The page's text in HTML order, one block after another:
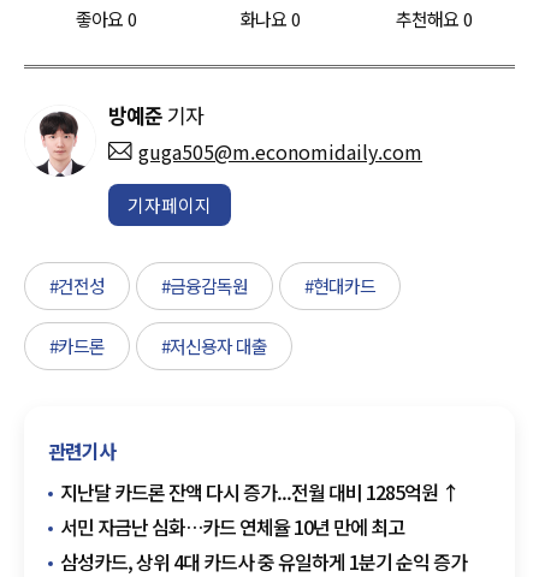
좋아요0 화나요0 추천해요 0
방예준 기자
guga505@m.economidaily.com
기자페이지
#건전성 #금융감독원 #현대카드
#카드론 #저신용자 대출
관련기사
지난달 카드론 잔액 다시 증가...전월 대비 1285억원 ↑
서민 자금난 심화…카드 연체율 10년 만에 최고
삼성카드, 상위 4대 카드사 중 유일하게 1분기 순익 증가